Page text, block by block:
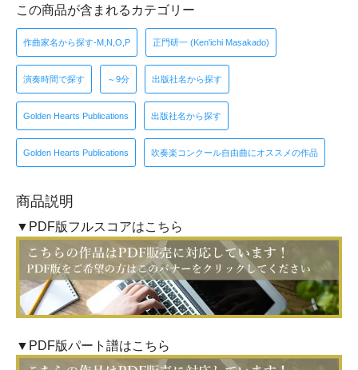
この商品が含まれるカテゴリー
作曲家名から探す-M,N,O,P 正門研一 (Ken'ichi Masakado)
演奏時間で探す ～9分 出版社名から探す
Golden Hearts Publications 出版社名から探す
Golden Hearts Publications 吹奏楽コンクール自由曲にオススメの作品
商品説明
▼PDF版フルスコアはこちら
▼PDF版パート譜はこちら